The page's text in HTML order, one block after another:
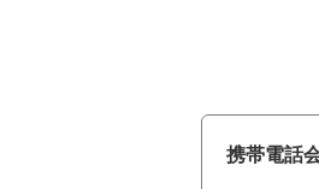
携帯電話